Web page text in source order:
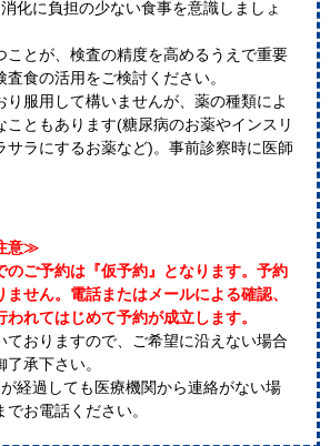
化に負担の少ない食事を意識しましょ
とが、検査の精度を高めるうえで重要
食の活用をご検討ください。
服用して構いませんが、薬の種類によ
こともあります(糖尿病のお薬やインスリ
サラにするお薬など)。事前診察時に医師
意≫
のご予約は『仮予約』となります。予約
せん。電話またはメールによる確認、
れてはじめて予約が成立します。
おりますので、ご希望に沿えない場合
承下さい。
経過しても医療機関から連絡がない場
お電話ください。